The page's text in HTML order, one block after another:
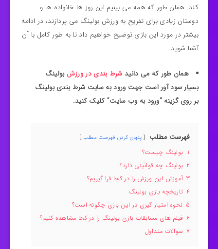
کند. همان طور که همه می بینیم این روز ها خانواده ها و
دوستان زیادی برای تفریح به ورزش بولینگ می پردازند، در ادامه
بیشتر در مورد این بازی توضیح خواهیم داد تا به طور کامل با آن
آشنا شوید.
همان طور که می دانید شرط بندی در ورزش بولینگ
بسیار سود آور است جهت ورود به سایت شرط بندی بولینگ
بر روی گزینه “ورود به وب سایت” کلیک کنید.
فهرست مطلب پنهان کردن فهرست مطلب
1 بولینگ چیست؟
2 بولینگ چه قوانینی دارد؟
3 آموزش این ورزش را در کجا فرا گیریم؟
4 تاریخچه بازی بولینگ
5 نحوه امتیاز گیری در این بازی چگونه است؟
6 فیلم های مسابقات بازی بولینگ را در کجا مشاهده کنیم؟
7 سوالات متداول